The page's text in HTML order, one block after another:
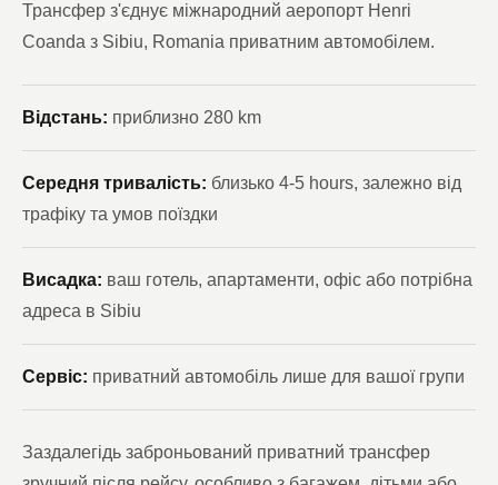
Трансфер з'єднує міжнародний аеропорт Henri
Coanda з Sibiu, Romania приватним автомобілем.
Відстань: приблизно 280 km
Середня тривалість: близько 4-5 hours, залежно від
трафіку та умов поїздки
Висадка: ваш готель, апартаменти, офіс або потрібна
адреса в Sibiu
Сервіс: приватний автомобіль лише для вашої групи
Заздалегідь заброньований приватний трансфер